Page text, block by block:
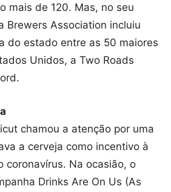
mais de 120. Mas, no seu
Brewers Association incluiu
do estado entre as 50 maiores
Unidos, a Two Roads
chamou a atenção por uma
a cerveja como incentivo à
coronavírus. Na ocasião, o
Drinks Are On Us (As